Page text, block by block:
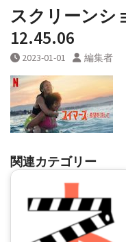
スクリーンシ
12.45.06
2023-01-01 編集者
関連カテゴリー